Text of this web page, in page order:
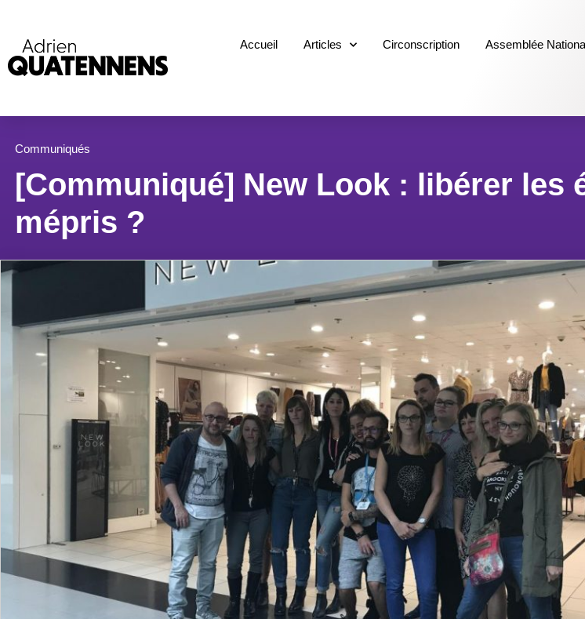
Accueil Articles Circonscription Assemblée
Communiqués
[Communiqué] New Look : libérer les
mépris ?